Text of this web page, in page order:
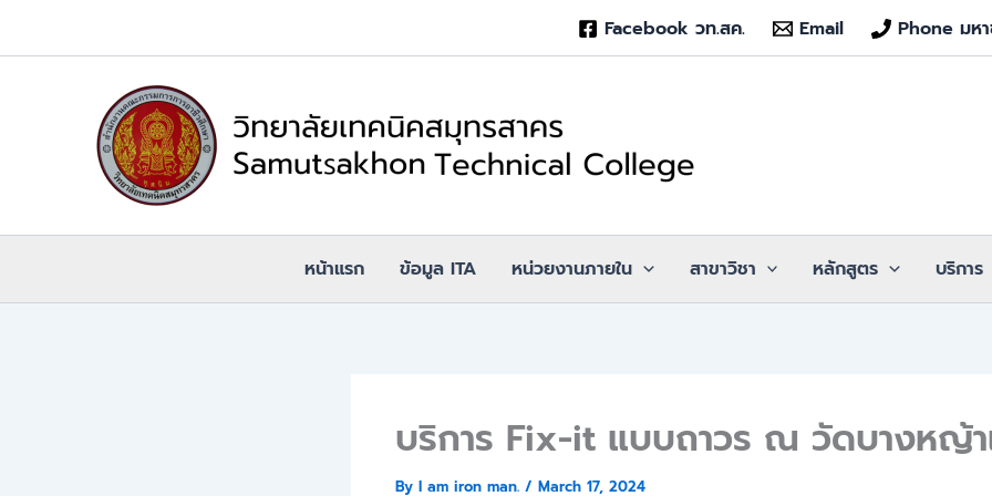
Facebook วท.สค. Email Phone มห
หน้าแรก ข้อมูล ITA หน่วยงานภายใน สาขาวิชา หลักสูตร บริการ
บริการ Fix-it แบบถาวร ณ วัดบางหญ้
By I am iron man. / March 17, 2024